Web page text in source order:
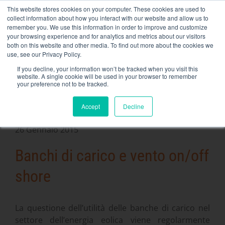
This website stores cookies on your computer. These cookies are used to
collect information about how you interact with our website and allow us to
remember you. We use this information in order to improve and customize
your browsing experience and for analytics and metrics about our visitors
both on this website and other media. To find out more about the cookies we
use, see our Privacy Policy.
If you decline, your information won’t be tracked when you visit this
website. A single cookie will be used in your browser to remember
your preference not to be tracked.
Accept Decline
content
NEW FLEET: Banche di carico da 3,5 MW / MVA disponibili,
maggiori informazioni qui.
CONTATTO
Toggle
Servizi correlati
Secteurs et solutions
https://rentaload.com/es/empresa-banco-de-carga-
Risorse
Contatto
Calendario
26 Gennaio 2015
Banchi di carico e vento on/off
shore
La questione dell’utilità delle banche di carico nel
settore dell’energia eolica viene regolarmente